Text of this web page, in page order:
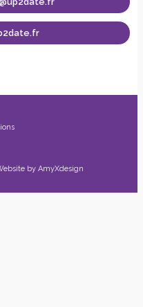
by AmyXdesign